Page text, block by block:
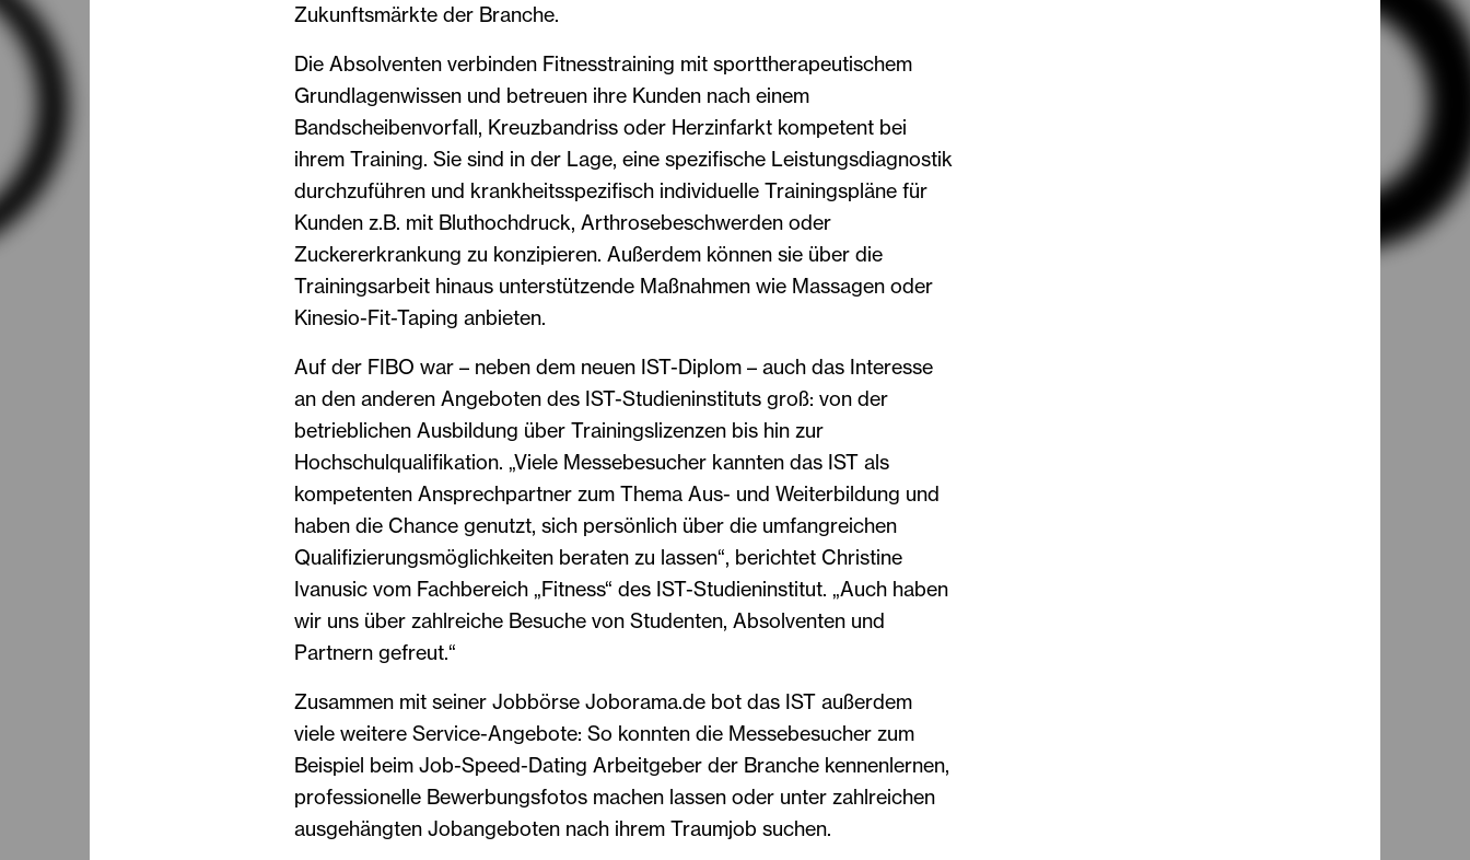
Zukunftsmärkte der Branche.
Die Absolventen verbinden Fitnesstraining mit sporttherapeutischem
Grundlagenwissen und betreuen ihre Kunden nach einem
Bandscheibenvorfall, Kreuzbandriss oder Herzinfarkt kompetent bei
ihrem Training. Sie sind in der Lage, eine spezifische Leistungsdiagnostik
durchzuführen und krankheitsspezifisch individuelle Trainingspläne für
Kunden z.B. mit Bluthochdruck, Arthrosebeschwerden oder
Zuckererkrankung zu konzipieren. Außerdem können sie über die
Trainingsarbeit hinaus unterstützende Maßnahmen wie Massagen oder
Kinesio-Fit-Taping anbieten.
Auf der FIBO war – neben dem neuen IST-Diplom – auch das Interesse
an den anderen Angeboten des IST-Studieninstituts groß: von der
betrieblichen Ausbildung über Trainingslizenzen bis hin zur
Hochschulqualifikation. „Viele Messebesucher kannten das IST als
kompetenten Ansprechpartner zum Thema Aus- und Weiterbildung und
haben die Chance genutzt, sich persönlich über die umfangreichen
Qualifizierungsmöglichkeiten beraten zu lassen“, berichtet Christine
Ivanusic vom Fachbereich „Fitness“ des IST-Studieninstitut. „Auch haben
wir uns über zahlreiche Besuche von Studenten, Absolventen und
Partnern gefreut.“
Zusammen mit seiner Jobbörse Joborama.de bot das IST außerdem
viele weitere Service-Angebote: So konnten die Messebesucher zum
Beispiel beim Job-Speed-Dating Arbeitgeber der Branche kennenlernen,
professionelle Bewerbungsfotos machen lassen oder unter zahlreichen
ausgehängten Jobangeboten nach ihrem Traumjob suchen.